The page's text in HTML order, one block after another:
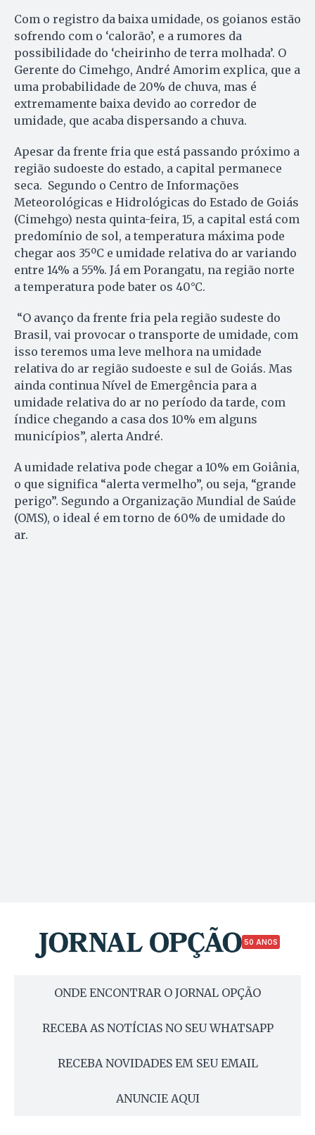
Com o registro da baixa umidade, os goianos estão
sofrendo com o ‘calorão’, e a rumores da
possibilidade do ‘cheirinho de terra molhada’. O
Gerente do Cimehgo, André Amorim explica, que a
uma probabilidade de 20% de chuva, mas é
extremamente baixa devido ao corredor de
umidade, que acaba dispersando a chuva.
Apesar da frente fria que está passando próximo a
região sudoeste do estado, a capital permanece
seca. Segundo o Centro de Informações
Meteorológicas e Hidrológicas do Estado de Goiás
(Cimehgo) nesta quinta-feira, 15, a capital está com
predomínio de sol, a temperatura máxima pode
chegar aos 35ºC e umidade relativa do ar variando
entre 14% a 55%. Já em Porangatu, na região norte
a temperatura pode bater os 40°C.
“O avanço da frente fria pela região sudeste do
Brasil, vai provocar o transporte de umidade, com
isso teremos uma leve melhora na umidade
relativa do ar região sudoeste e sul de Goiás. Mas
ainda continua Nível de Emergência para a
umidade relativa do ar no período da tarde, com
índice chegando a casa dos 10% em alguns
municípios”, alerta André.
A umidade relativa pode chegar a 10% em Goiânia,
o que significa “alerta vermelho”, ou seja, “grande
perigo”. Segundo a Organização Mundial de Saúde
(OMS), o ideal é em torno de 60% de umidade do
ar.
50 ANOS
ONDE ENCONTRAR O JORNAL OPÇÃO
RECEBA AS NOTÍCIAS NO SEU WHATSAPP
RECEBA NOVIDADES EM SEU EMAIL
ANUNCIE AQUI